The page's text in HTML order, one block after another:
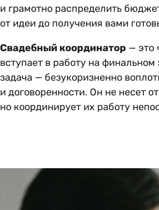
и грамотно распределить
от идеи до получения вами
Свадебный координатор — это
вступает в работу на
задача — безукоризненно
и договоренности. Он не несет
но координирует их работу